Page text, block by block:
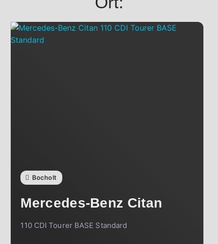
Bocholt
Mercedes-Benz Citan
110 CDI Tourer BASE Standard